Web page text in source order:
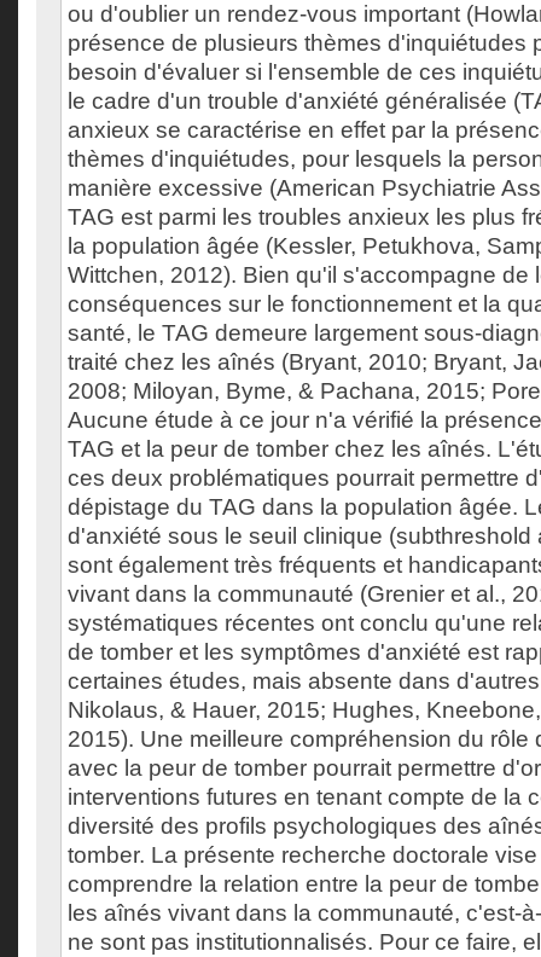
ou d'oublier un rendez-vous important
présence de plusieurs thèmes d'inquiétudes
besoin d'évaluer si l'ensemble de ces
le cadre d'un trouble d'anxiété généralisée
anxieux se caractérise en effet par la
thèmes d'inquiétudes, pour lesquels la
manière excessive (American Psychiatrie
TAG est parmi les troubles anxieux les plus
la population âgée (Kessler, Petukhova,
Wittchen, 2012). Bien qu'il s'accompagne de
conséquences sur le fonctionnement et la
santé, le TAG demeure largement sous-
traité chez les aînés (Bryant, 2010; Bryant,
2008; Miloyan, Byme, & Pachana, 2015;
Aucune étude à ce jour n'a vérifié la
TAG et la peur de tomber chez les aînés.
ces deux problématiques pourrait permettre
dépistage du TAG dans la population âgée.
d'anxiété sous le seuil clinique (subthreshold
sont également très fréquents et
vivant dans la communauté (Grenier et al.,
systématiques récentes ont conclu qu'une
de tomber et les symptômes d'anxiété est
certaines études, mais absente dans
Nikolaus, & Hauer, 2015; Hughes,
2015). Une meilleure compréhension du rôle
avec la peur de tomber pourrait permettre
interventions futures en tenant compte de la
diversité des profils psychologiques des
tomber. La présente recherche doctorale
comprendre la relation entre la peur de
les aînés vivant dans la communauté, c'est-
ne sont pas institutionnalisés. Pour ce faire,